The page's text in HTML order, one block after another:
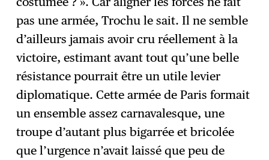
pas une armée, Trochu le sait. Il ne semble
d’ailleurs jamais avoir cru réellement à la
victoire, estimant avant tout qu’une belle
résistance pourrait être un utile levier
diplomatique. Cette armée de Paris formait
un ensemble assez carnavalesque, une
troupe d’autant plus bigarrée et bricolée
que l’urgence n’avait laissé que peu de